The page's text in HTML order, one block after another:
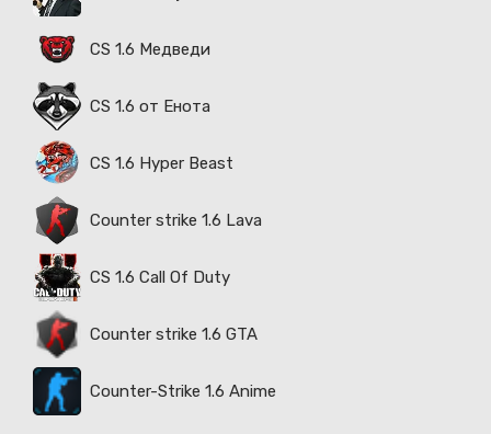
CS 1.6 Медведи
CS 1.6 от Енота
CS 1.6 Hyper Beast
Counter strike 1.6 Lava
CS 1.6 Call Of Duty
Counter strike 1.6 GTA
Counter-Strike 1.6 Anime